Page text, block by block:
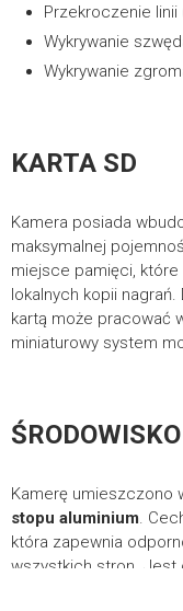
Przekroczenie
Wykrywanie
Wykrywanie
KARTA SD
Kamera posiada
maksymalnej
miejsce pamięci,
lokalnych kopii
kartą może pracować
miniaturowy system
Kamerę umieszczono
stopu aluminium .
która zapewnia
wszystkich stron. Jest
Jesteś
W przypadku
niejasności
FORMULARZ